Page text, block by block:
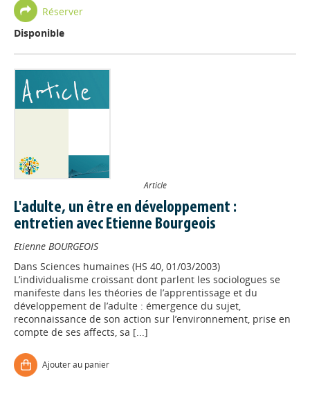
Réserver
Disponible
Article
L'adulte, un être en développement :
entretien avec Etienne Bourgeois
Etienne BOURGEOIS
Dans Sciences humaines (HS 40, 01/03/2003)
L’individualisme croissant dont parlent les sociologues se
manifeste dans les théories de l’apprentissage et du
développement de l’adulte : émergence du sujet,
reconnaissance de son action sur l’environnement, prise en
compte de ses affects, sa [...]
Ajouter au panier